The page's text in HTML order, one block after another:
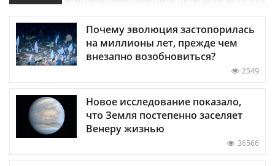
Почему эволюция застопорилась
на миллионы лет, прежде чем
внезапно возобновиться?
2549
Новое исследование показало,
что Земля постепенно заселяет
Венеру жизнью
36566